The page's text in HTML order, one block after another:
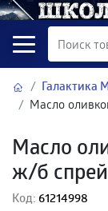
Галактика
Масло
Масло
ж/б
Код: 61214998